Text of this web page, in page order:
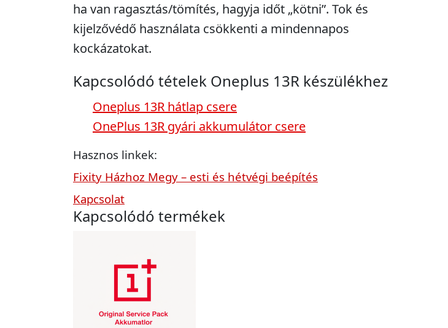
ha van ragasztás/tömítés, hagyja időt „kötni”. Tok és
kijelzővédő használata csökkenti a mindennapos
kockázatokat.
Kapcsolódó tételek Oneplus 13R készülékhez
Oneplus 13R hátlap csere
OnePlus 13R gyári akkumulátor csere
Hasznos linkek:
Fixity Házhoz Megy – esti és hétvégi beépítés
Kapcsolat
Kapcsolódó termékek